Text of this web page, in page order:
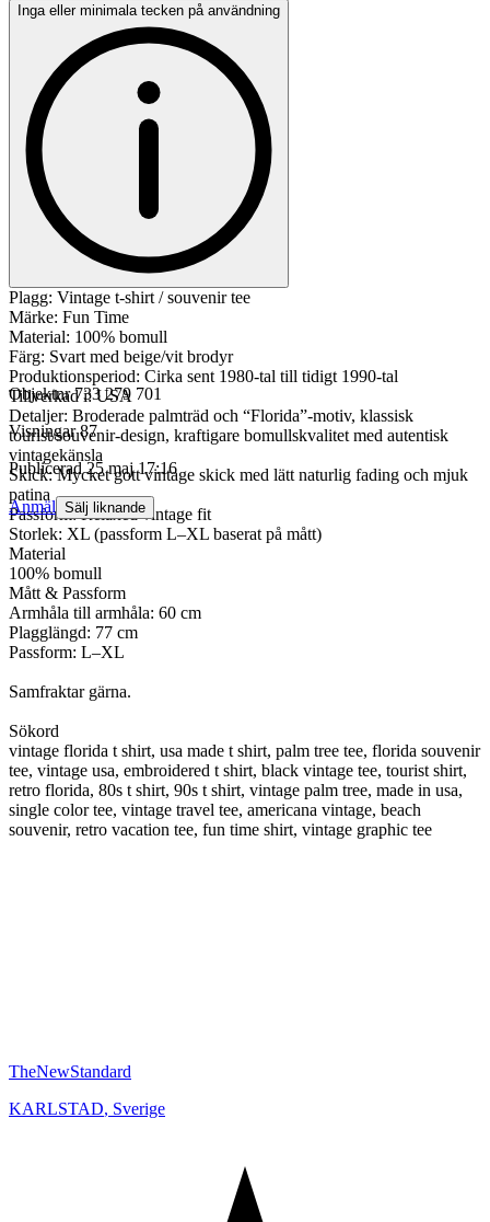
Inga eller minimala tecken på användning
Plagg: Vintage t-shirt / souvenir tee
Märke: Fun Time
Material: 100% bomull
Färg: Svart med beige/vit brodyr
Produktionsperiod: Cirka sent 1980-tal till tidigt 1990-tal
Tillverkad i: USA
Detaljer: Broderade palmträd och “Florida”-motiv, klassisk
tourist/souvenir-design, kraftigare bomullskvalitet med autentisk
vintagekänsla
Skick: Mycket gott vintage skick med lätt naturlig fading och mjuk
patina
Passform: Relaxed vintage fit
Storlek: XL (passform L–XL baserat på mått)
Material
100% bomull
Mått & Passform
Armhåla till armhåla: 60 cm
Plagglängd: 77 cm
Passform: L–XL
Samfraktar gärna.
Sökord
vintage florida t shirt, usa made t shirt, palm tree tee, florida souvenir
tee, vintage usa, embroidered t shirt, black vintage tee, tourist shirt,
retro florida, 80s t shirt, 90s t shirt, vintage palm tree, made in usa,
single color tee, vintage travel tee, americana vintage, beach
souvenir, retro vacation tee, fun time shirt, vintage graphic tee
Objektnr 733 279 701
Visningar 87
Publicerad 25 maj 17:16
Anmäl Sälj liknande
TheNewStandard
KARLSTAD, Sverige